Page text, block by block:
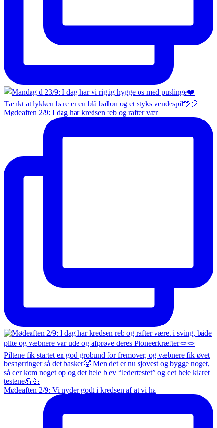
Mødeaften 2/9: I dag har kredsen reb og rafter vær
Mødeaften 2/9: Vi nyder godt i kredsen af at vi ha